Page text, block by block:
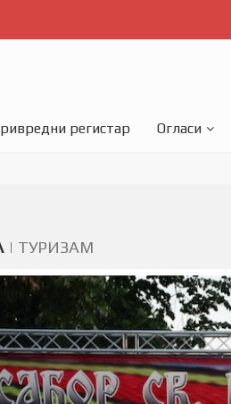
регистар Огласи
| ТУРИЗАМ